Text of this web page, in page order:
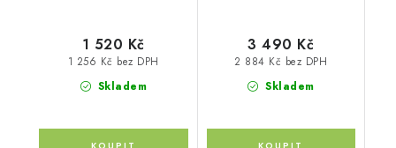
Skladem
1 256 Kč bez DPH
1 520 Kč
Skladem
2 884 Kč bez DPH
3 490 Kč